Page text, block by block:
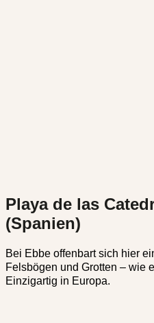
Playa de las
(Spanien)
Bei Ebbe offenbart sich hier
Felsbögen und Grotten – wie
Einzigartig in Europa.